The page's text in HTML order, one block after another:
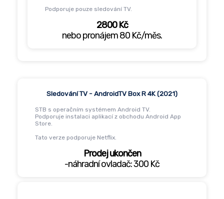
Podporuje pouze sledování TV.
2800 Kč
nebo pronájem 80 Kč/měs.
Sledování TV - AndroidTV Box R 4K (2021)
STB s operačním systémem Android TV.
Podporuje instalaci aplikací z obchodu Android App
Store.
Tato verze podporuje Netflix.
Prodej ukončen
-náhradní ovladač: 300 Kč